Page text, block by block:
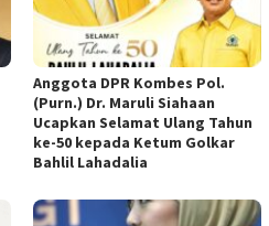
Anggota DPR Kombes Pol.
(Purn.) Dr. Maruli Siahaan
Ucapkan Selamat Ulang Tahun
ke-50 kepada Ketum Golkar
Bahlil Lahadalia